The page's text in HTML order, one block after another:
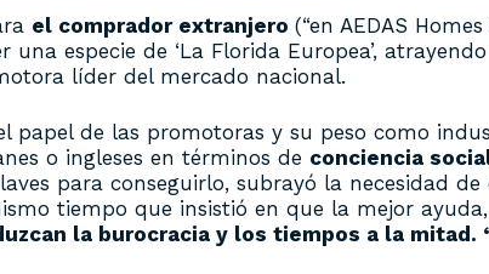
el comprador extranjero (“en AEDAS
especie de ‘La Florida Europea’,
líder del mercado nacional.
de las promotoras y su peso como
o ingleses en términos de conciencia
para conseguirlo, subrayó la necesidad
tiempo que insistió en que la mejor
la burocracia y los tiempos a la mitad.